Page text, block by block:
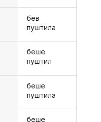
бев
пуштила
беше
пуштил
беше
пуштила
беше